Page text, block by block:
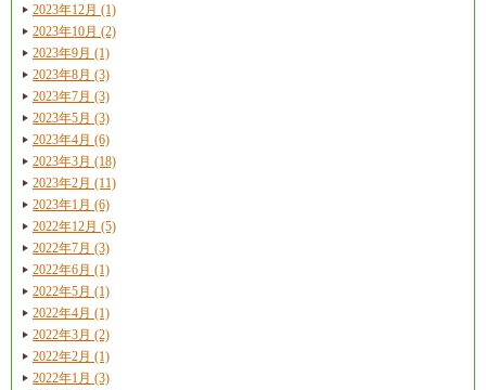
2023年12月 (1)
2023年10月 (2)
2023年9月 (1)
2023年8月 (3)
2023年7月 (3)
2023年5月 (3)
2023年4月 (6)
2023年3月 (18)
2023年2月 (11)
2023年1月 (6)
2022年12月 (5)
2022年7月 (3)
2022年6月 (1)
2022年5月 (1)
2022年4月 (1)
2022年3月 (2)
2022年2月 (1)
2022年1月 (3)